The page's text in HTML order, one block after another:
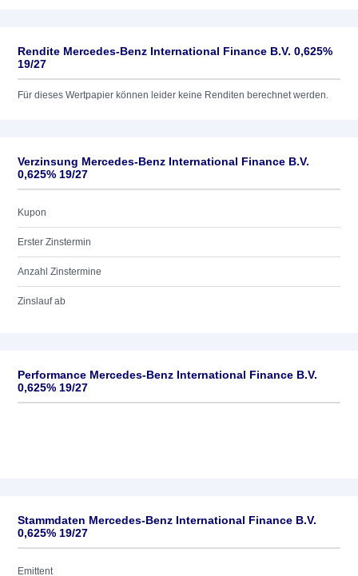
Rendite Mercedes-Benz International Finance B.V. 0,625%
19/27
Für dieses Wertpapier können leider keine Renditen berechnet werden.
Verzinsung Mercedes-Benz International Finance B.V.
0,625% 19/27
Kupon
Erster Zinstermin
Anzahl Zinstermine
Zinslauf ab
Performance Mercedes-Benz International Finance B.V.
0,625% 19/27
Stammdaten Mercedes-Benz International Finance B.V.
0,625% 19/27
Emittent